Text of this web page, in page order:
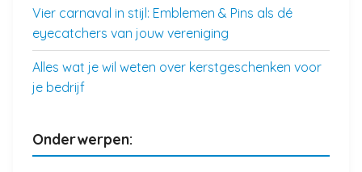
Vier carnaval in stijl: Emblemen & Pins als dé
eyecatchers van jouw vereniging
Alles wat je wil weten over kerstgeschenken voor
je bedrijf
Onderwerpen: